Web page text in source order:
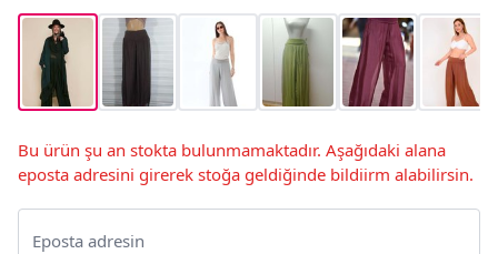
Bu ürün şu an stokta bulunmamaktadır. Aşağıdaki alana
eposta adresini girerek stoğa geldiğinde bildiirm alabilirsin.